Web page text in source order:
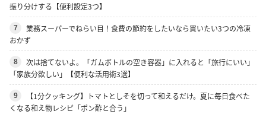
振り分けする【便利設定3つ】
7
業務スーパーでねらい目！食費の節約をしたいなら買いたい3つの冷凍
おかず
8
次は捨てないよ。「ガムボトルの空き容器」に入れると「旅行にいい」
「家族分欲しい」【便利な活用術3選】
9
【1分クッキング】トマトとしそを切って和えるだけ。夏に毎日食べた
くなる和え物レシピ「ポン酢と合う」